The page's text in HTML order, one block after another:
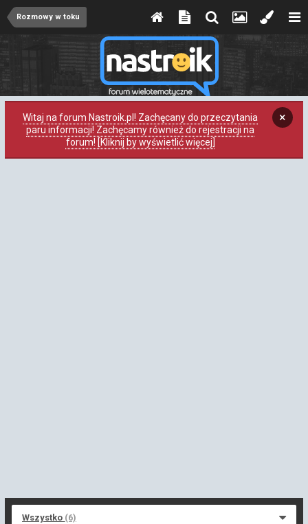
Rozmowy w toku
Witaj na forum Nastroik.pl! Zachęcany do przeczytania
paru informacji! Zachęcamy również do rejestracji na
forum! [Kliknij by wyświetlić więcej]
×
Wszystko (6)